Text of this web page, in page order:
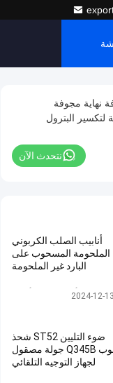
نهاية مجوفة
نتحدث الآن
أنابيب الصلب الكربوني
الملحومة المسحوب على
البارد غير الملحومة
أنبوب الصلب أجوف2024-12-13
ضوء التليين ST52 شحذ
أنبوب Q345B جولة مصقول
لجهاز التوجيه التلقائي